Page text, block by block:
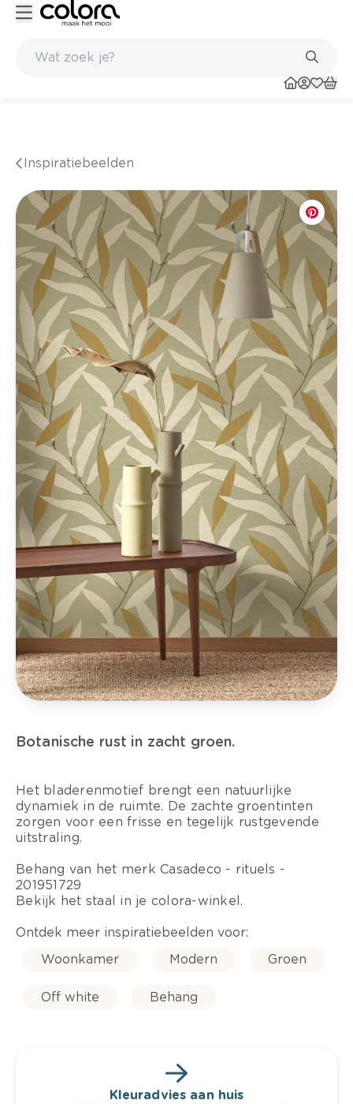
Inspiratiebeelden
Botanische rust in zacht groen.
Het bladerenmotief brengt een natuurlijke
dynamiek in de ruimte. De zachte groentinten
zorgen voor een frisse en tegelijk rustgevende
uitstraling.
Behang van het merk Casadeco - rituels -
201951729
Bekijk het staal in je colora-winkel.
Ontdek meer inspiratiebeelden voor:
Woonkamer
Modern Groen
Off white Behang
Kleuradvies aan huis